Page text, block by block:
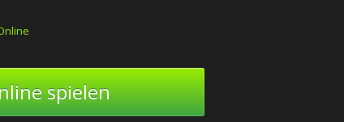
spielen